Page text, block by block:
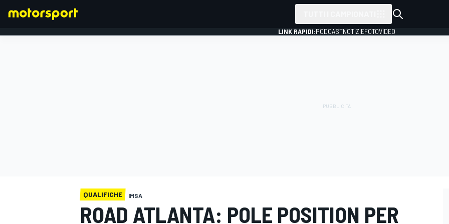
LINK RAPIDI:PODCASTNOTIZIEFOTOVIDEO
QUALIFICHE IMSA
ROAD ATLANTA: POLE POSITION PER